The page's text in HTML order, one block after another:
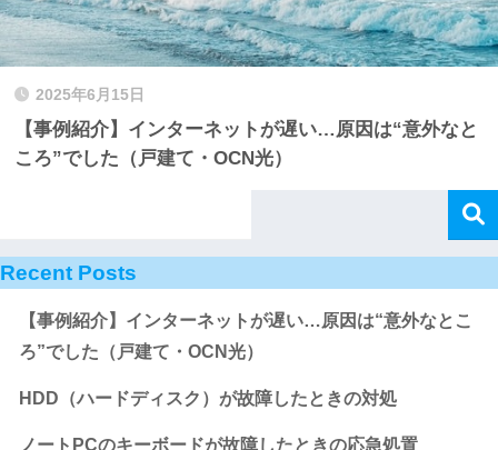
2025年6月15日
【事例紹介】インターネットが遅い…原因は“意外なと
ころ”でした（戸建て・OCN光）
Recent Posts
【事例紹介】インターネットが遅い…原因は“意外なとこ
ろ”でした（戸建て・OCN光）
HDD（ハードディスク）が故障したときの対処
ノートPCのキーボードが故障したときの応急処置